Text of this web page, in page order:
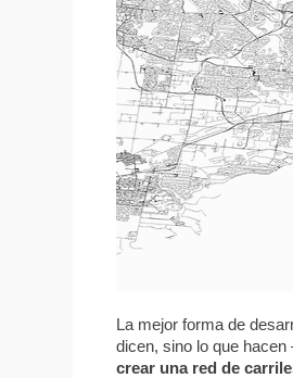
La mejor forma de
dicen, sino lo que
crear una red de